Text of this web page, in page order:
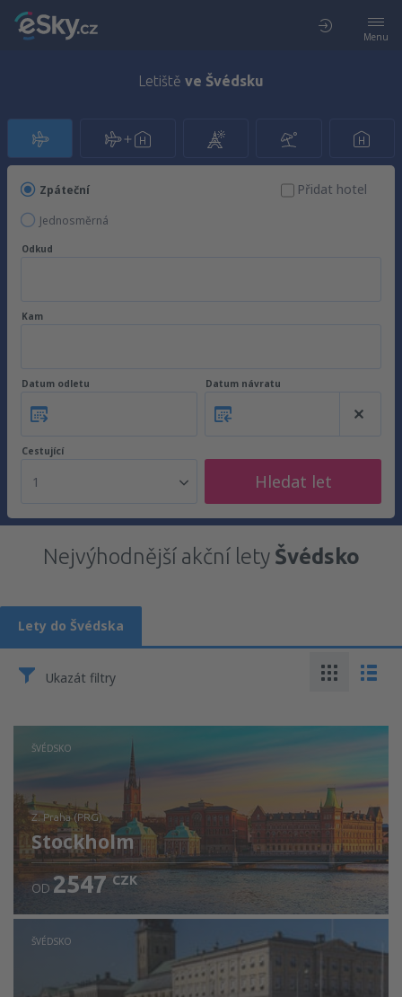
Menu
Letiště ve Švédsku
Zpáteční
Jednosměrná
Přidat hotel
Odkud
Kam
Datum odletu Datum návratu
Cestující
1 Hledat let
Nejvýhodnější akční lety Švédsko
Lety do Švédska
Ukazát filtry
ŠVÉDSKO
z: Praha (PRG)
Stockholm
Zjistěte detaily
OD 2547 CZK
ŠVÉDSKO